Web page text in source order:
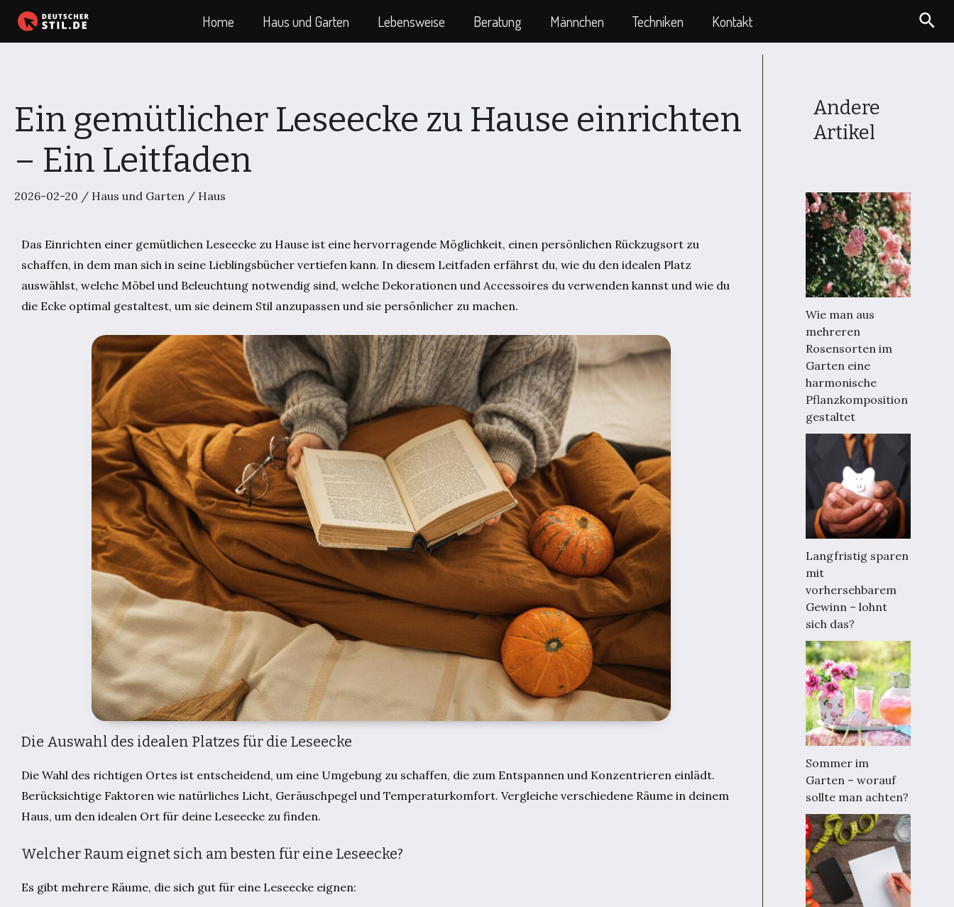
Zum
Inhalt
Home Haus und Garten Lebensweise Beratung Männchen Techniken Kontakt
Ein gemütlicher Leseecke zu Hause einrichten
– Ein Leitfaden
2026-02-20 / Haus und Garten / Haus
Das Einrichten einer gemütlichen Leseecke zu Hause ist eine hervorragende Möglichkeit, einen persönlichen Rückzugsort zu
schaffen, in dem man sich in seine Lieblingsbücher vertiefen kann. In diesem Leitfaden erfährst du, wie du den idealen Platz
auswählst, welche Möbel und Beleuchtung notwendig sind, welche Dekorationen und Accessoires du verwenden kannst und wie du
die Ecke optimal gestaltest, um sie deinem Stil anzupassen und sie persönlicher zu machen.
Die Auswahl des idealen Platzes für die Leseecke
Die Wahl des richtigen Ortes ist entscheidend, um eine Umgebung zu schaffen, die zum Entspannen und Konzentrieren einlädt.
Berücksichtige Faktoren wie natürliches Licht, Geräuschpegel und Temperaturkomfort. Vergleiche verschiedene Räume in deinem
Haus, um den idealen Ort für deine Leseecke zu finden.
Welcher Raum eignet sich am besten für eine Leseecke?
Es gibt mehrere Räume, die sich gut für eine Leseecke eignen:
Andere
Artikel
Wie man aus
mehreren
Rosensorten im
Garten eine
harmonische
Pflanzkomposition
gestaltet
Langfristig sparen
mit
vorhersehbarem
Gewinn – lohnt
sich das?
Sommer im
Garten – worauf
sollte man achten?